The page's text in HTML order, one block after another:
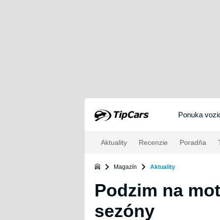
Ponuka
Aktuality Recenzie Poradňa
Magazín Aktuality
Podzim na
sezóny